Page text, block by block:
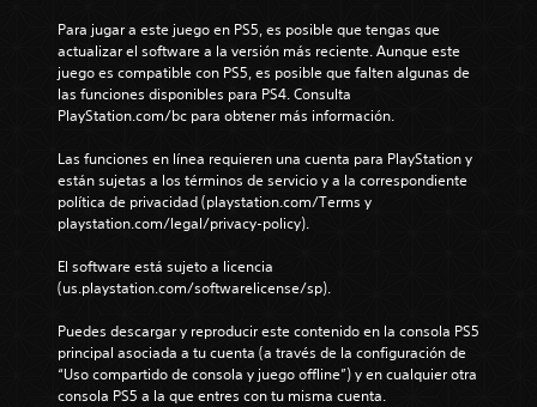
Para jugar a este juego en PS5, es posible que tengas que
actualizar el software a la versión más reciente. Aunque este
juego es compatible con PS5, es posible que falten algunas de
las funciones disponibles para PS4. Consulta
PlayStation.com/bc para obtener más información.
Las funciones en línea requieren una cuenta para PlayStation y
están sujetas a los términos de servicio y a la correspondiente
política de privacidad (playstation.com/Terms y
playstation.com/legal/privacy-policy).
El software está sujeto a licencia
(us.playstation.com/softwarelicense/sp).
Puedes descargar y reproducir este contenido en la consola PS5
principal asociada a tu cuenta (a través de la configuración de
“Uso compartido de consola y juego offline”) y en cualquier otra
consola PS5 a la que entres con tu misma cuenta.